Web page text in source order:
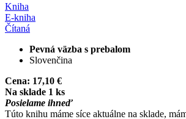
Kniha
E-kniha
Čítaná
Pevná väzba s prebalom
Slovenčina
Cena: 17,10 €
Na sklade 1 ks
Posielame ihneď
Túto knihu máme síce aktuálne na sklade,